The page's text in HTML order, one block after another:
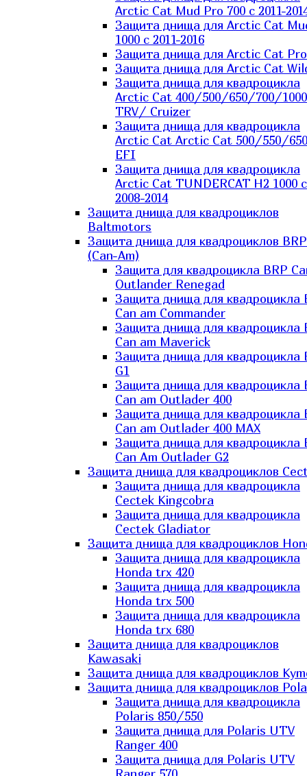
Arctic Cat Mud Pro 700 с 2011-
Защита днища для Arctic Cat
1000 c 2011-2016
Защита днища для Arctic Cat
Защита днища для Arctic Cat
Защита днища для квадроцикла
Arctic Cat 400/500/650/700/1000
TRV/ Cruizer
Защита днища для квадроцикла
Arctic Cat Arctic Cat 500/550/
EFI
Защита днища для квадроцикла
Arctic Cat TUNDERCAT H2 1000 c
2008-2014
Защита днища для квадроциклов
Baltmotors
Защита днища для квадроциклов BRP
(Can-Am)
Защита для квадроцикла BRP
Outlander Renegad
Защита днища для квадроцикла
Can am Commander
Защита днища для квадроцикла
Can am Maverick
Защита днища для квадроцикла
G1
Защита днища для квадроцикла
Can am Outlader 400
Защита днища для квадроцикла
Can am Outlader 400 MAX
Защита днища для квадроцикла
Can Аm Outlader G2
Защита днища для квадроциклов
Защита днища для квадроцикла
Cectek Kingcobra
Защита днища для квадроцикла
Cectek Gladiator
Защита днища для квадроциклов
Защита днища для квадроцикла
Honda trx 420
Защита днища для квадроцикла
Honda trx 500
Защита днища для квадроцикла
Honda trx 680
Защита днища для квадроциклов
Kawasaki
Защита днища для квадроциклов
Защита днища для квадроциклов
Защита днища для квадроцикла
Polaris 850/550
Защита днища для Polaris UTV
Ranger 400
Защита днища для Polaris UTV